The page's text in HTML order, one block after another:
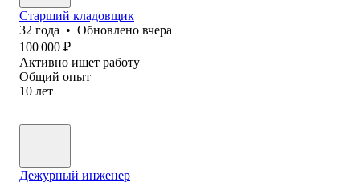
Старший кладовщик
32 года • Обновлено вчера
100 000 ₽
Активно ищет работу
Общий опыт
10 лет
Дежурный инженер